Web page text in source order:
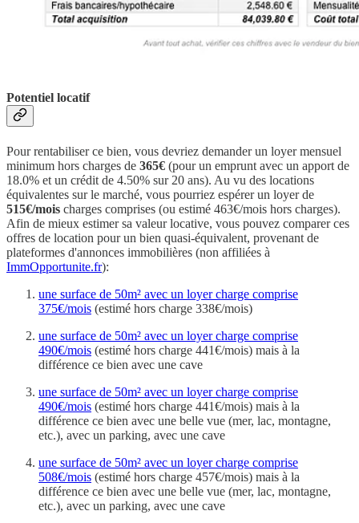
Potentiel locatif
Pour rentabiliser ce bien, vous devriez demander un loyer mensuel
minimum hors charges de 365€ (pour un emprunt avec un apport de
18.0% et un crédit de 4.50% sur 20 ans). Au vu des locations
équivalentes sur le marché, vous pourriez espérer un loyer de
515€/mois charges comprises (ou estimé 463€/mois hors charges).
Afin de mieux estimer sa valeur locative, vous pouvez comparer ces
offres de location pour un bien quasi-équivalent, provenant de
plateformes d'annonces immobilières (non affiliées à
ImmOpportunite.fr):
une surface de 50m² avec un loyer charge comprise
375€/mois (estimé hors charge 338€/mois)
une surface de 50m² avec un loyer charge comprise
490€/mois (estimé hors charge 441€/mois) mais à la
différence ce bien avec une cave
une surface de 50m² avec un loyer charge comprise
490€/mois (estimé hors charge 441€/mois) mais à la
différence ce bien avec une belle vue (mer, lac, montagne,
etc.), avec un parking, avec une cave
une surface de 50m² avec un loyer charge comprise
508€/mois (estimé hors charge 457€/mois) mais à la
différence ce bien avec une belle vue (mer, lac, montagne,
etc.), avec un parking, avec une cave